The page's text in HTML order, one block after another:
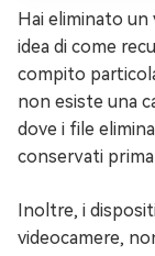
Hai eliminato un
idea di come
compito
non esiste una
dove i file
conservati
Inoltre, i
videocamere,